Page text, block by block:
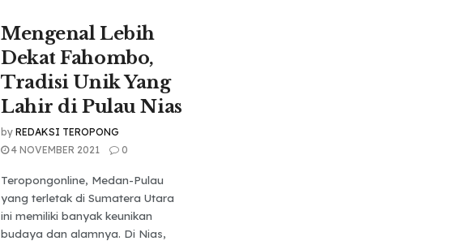
Mengenal Lebih
Dekat Fahombo,
Tradisi Unik Yang
Lahir di Pulau Nias
by REDAKSI TEROPONG
4 NOVEMBER 2021
0
Teropongonline, Medan-Pulau
yang terletak di Sumatera Utara
ini memiliki banyak keunikan
budaya dan alamnya. Di Nias,